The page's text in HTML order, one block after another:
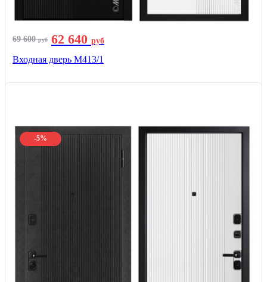
69 600руб 62 640 руб
Входная дверь М413/1
-5%